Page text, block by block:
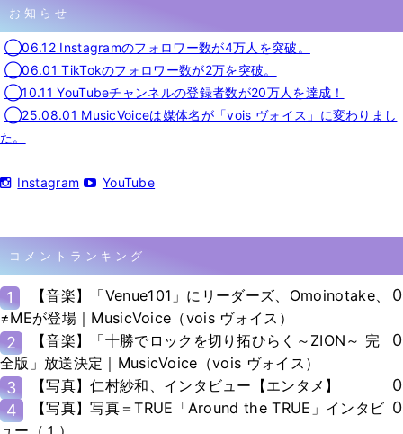
お知らせ
◯06.12 Instagramのフォロワー数が4万人を突破。
◯06.01 TikTokのフォロワー数が2万を突破。
◯10.11 YouTubeチャンネルの登録者数が20万人を達成！
◯25.08.01 MusicVoiceは媒体名が「vois ヴォイス」に変わりまし
た。
Instagram YouTube
コメントランキング
1
【音楽】「Venue101」にリーダーズ、Omoinotake、
≠MEが登場｜MusicVoice（vois ヴォイス）
0
2
【音楽】「十勝でロックを切り拓ひらく～ZION～ 完
全版」放送決定｜MusicVoice（vois ヴォイス）
0
3 【写真】仁村紗和、インタビュー【エンタメ】
0
4
【写真】写真＝TRUE「Around the TRUE」インタビ 0